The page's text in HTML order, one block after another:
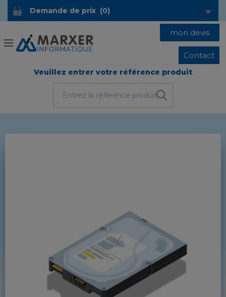
Demande de prix (0)
mon devis
Contact
Veuillez entrer votre référence produit